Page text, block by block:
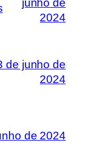
2024
de junho de
2024
de 2024